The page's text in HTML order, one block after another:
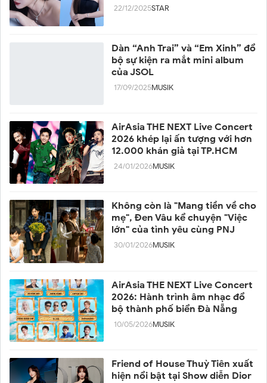
22/12/2025STAR
Dàn “Anh Trai” và “Em Xinh” đổ
bộ sự kiện ra mắt mini album
của JSOL
17/09/2025MUSIK
AirAsia THE NEXT Live Concert
2026 khép lại ấn tượng với hơn
12.000 khán giả tại TP.HCM
24/01/2026MUSIK
Không còn là "Mang tiền về cho
mẹ", Đen Vâu kể chuyện "Việc
lớn" của tình yêu cùng PNJ
30/01/2026MUSIK
AirAsia THE NEXT Live Concert
2026: Hành trình âm nhạc đổ
bộ thành phố biển Đà Nẵng
10/05/2026MUSIK
Friend of House Thuỳ Tiên xuất
hiện nổi bật tại Show diễn Dior